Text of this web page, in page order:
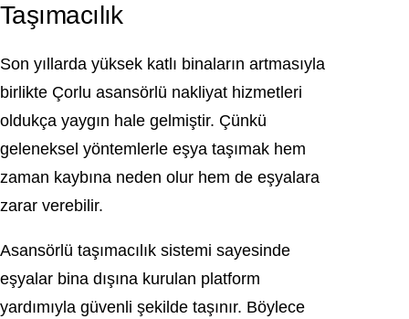
Taşımacılık
Son yıllarda yüksek katlı binaların artmasıyla
birlikte Çorlu asansörlü nakliyat hizmetleri
oldukça yaygın hale gelmiştir. Çünkü
geleneksel yöntemlerle eşya taşımak hem
zaman kaybına neden olur hem de eşyalara
zarar verebilir.
Asansörlü taşımacılık sistemi sayesinde
eşyalar bina dışına kurulan platform
yardımıyla güvenli şekilde taşınır. Böylece